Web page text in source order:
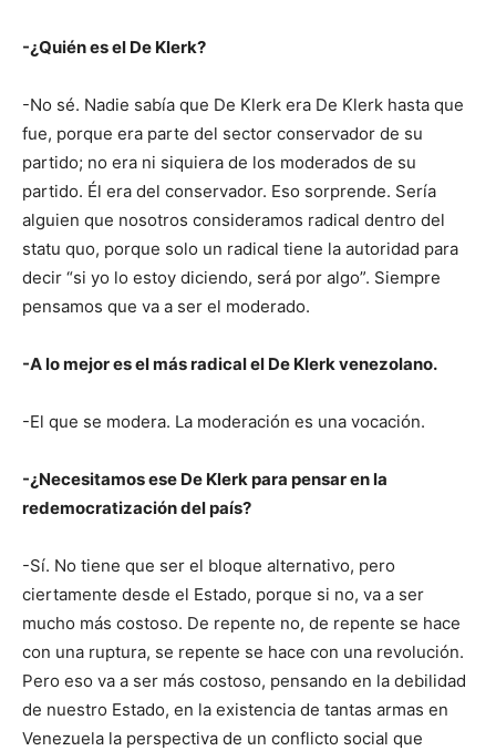
-¿Quién es el De Klerk?
-No sé. Nadie sabía que De Klerk era De Klerk hasta que
fue, porque era parte del sector conservador de su
partido; no era ni siquiera de los moderados de su
partido. Él era del conservador. Eso sorprende. Sería
alguien que nosotros consideramos radical dentro del
statu quo, porque solo un radical tiene la autoridad para
decir “si yo lo estoy diciendo, será por algo”. Siempre
pensamos que va a ser el moderado.
-A lo mejor es el más radical el De Klerk venezolano.
-El que se modera. La moderación es una vocación.
-¿Necesitamos ese De Klerk para pensar en la
redemocratización del país?
-Sí. No tiene que ser el bloque alternativo, pero
ciertamente desde el Estado, porque si no, va a ser
mucho más costoso. De repente no, de repente se hace
con una ruptura, se repente se hace con una revolución.
Pero eso va a ser más costoso, pensando en la debilidad
de nuestro Estado, en la existencia de tantas armas en
Venezuela la perspectiva de un conflicto social que